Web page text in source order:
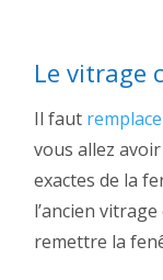
Le vitrage
Il faut
vous allez
exactes de la
l’ancien
remettre la